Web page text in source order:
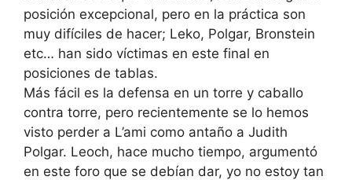
posición excepcional, pero en la práctica son
muy difíciles de hacer; Leko, Polgar, Bronstein
etc… han sido víctimas en este final en
posiciones de tablas.
Más fácil es la defensa en un torre y caballo
contra torre, pero recientemente se lo hemos
visto perder a L’ami como antaño a Judith
Polgar. Leoch, hace mucho tiempo, argumentó
en este foro que se debían dar, yo no estoy tan